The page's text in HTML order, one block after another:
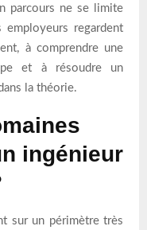
parcours ne se limite
regardent
à comprendre une
et à résoudre un
la théorie.
ingénieur
sur un périmètre très